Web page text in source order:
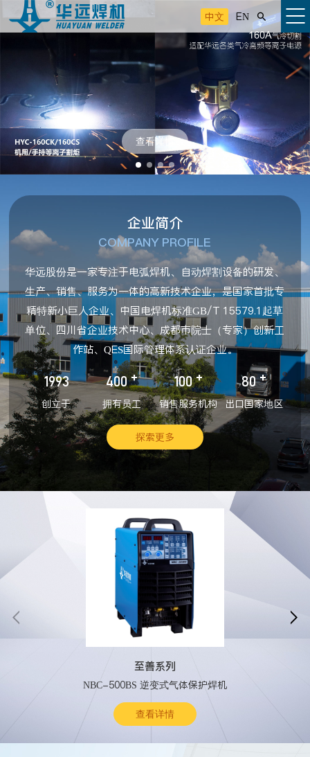
中文 EN 
查看详情
企业简介
COMPANY PROFILE
华远股份是一家专注于电弧焊机、自动焊割设备的研发、
生产、销售、服务为一体的高新技术企业，是国家首批专
精特新小巨人企业、中国电焊机标准GB/T 15579.1起草
单位、四川省企业技术中心、成都市院士（专家）创新工
作站、QES国际管理体系认证企业。
1993
创立于
400 +
拥有员工
100 +
销售服务机构
80 +
出口国家地区
探索更多
至善系列
NBC-500BS 逆变式气体保护焊机
查看详情
 